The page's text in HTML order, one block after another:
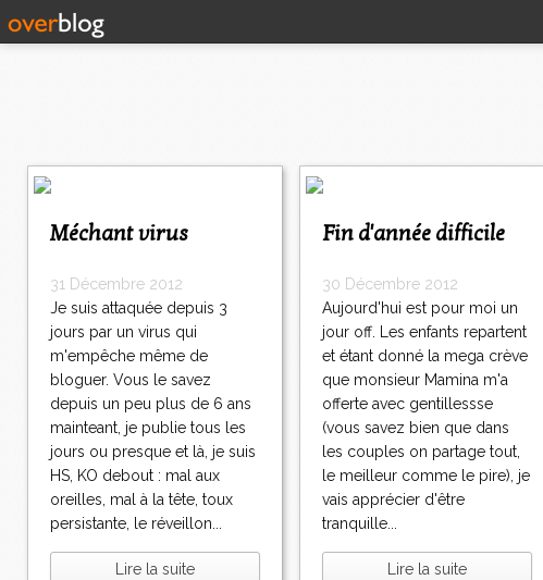
Méchant virus
31 Décembre 2012
Je suis attaquée depuis 3
jours par un virus qui
m'empêche même de
bloguer. Vous le savez
depuis un peu plus de 6 ans
mainteant, je publie tous les
jours ou presque et là, je suis
HS, KO debout : mal aux
oreilles, mal à la tête, toux
persistante, le réveillon...
Lire la suite
Fin d'année difficile
30 Décembre 2012
Aujourd'hui est pour moi un
jour off. Les enfants repartent
et étant donné la mega crève
que monsieur Mamina m'a
offerte avec gentillessse
(vous savez bien que dans
les couples on partage tout,
le meilleur comme le pire), je
vais apprécier d'être
tranquille...
Lire la suite
2